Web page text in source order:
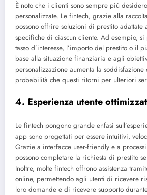
È noto che i clienti sono sempre più
personalizzate. Le fintech, grazie alla
possono offrire soluzioni di prestito adattate
specifiche di ciascun cliente. Ad esempio,
tasso d’interesse, l’importo del prestito o il
base alla situazione finanziaria e agli
personalizzazione aumenta la soddisfazione
probabilità che questi ritorni per ulteriori
4. Esperienza utente
Le fintech pongono grande enfasi
app sono progettati per essere intuitivi,
Grazie a interfacce user-friendly e a
possono completare la richiesta di prestito
Inoltre, molte fintech offrono assistenza
online, permettendo agli utenti di ricevere
loro domande e di ricevere supporto